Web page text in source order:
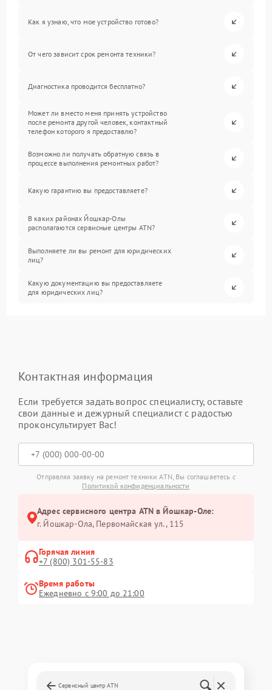
Как я узнаю, что мое устройство готово?
От чего зависит срок ремонта техники?
Диагностика проводится бесплатно?
Может ли вместо меня принять устройство
после ремонта другой человек, контактный
телефон которого я предоставлю?
Возможно ли получать обратную связь в
процессе выполнения ремонтных работ?
Какую гарантию вы предоставляете?
В каких районах Йошкар-Олы
располагаются сервисные центры ATN?
Выполняете ли вы ремонт для юридических
лиц?
Какую документацию вы предоставляете
для юридических лиц?
Контактная информация
Если требуется задать вопрос специалисту, оставьте
свои данные и дежурный специалист с радостью
проконсультирует Вас!
Отправляя заявку на ремонт техники ATN, Вы соглашаетесь с
Политикой конфиденциальности
Адрес сервисного центра ATN в Йошкар-Оле:
г. Йошкар-Ола, Первомайская ул., 115
Горячая линия
+7 (800) 301-55-83
Время работы
Ежедневно с 9:00 до 21:00
Сервисный центр ATN